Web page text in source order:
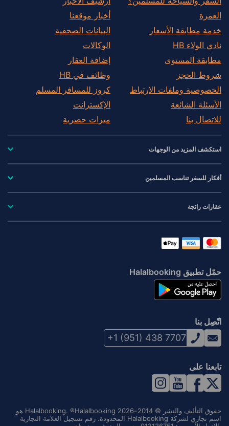
العمرة
خدمة مطابقة الأسعار
نادي الولاء HB
مطابقة المستوى
شروط الحجز
الخصوصية وملفات الارتباط
الأسئلة الشائعة
للاتصال بنا
أخبار موقعنا
البيانات الصحفية
الوكالات
إضافة العقار
وظائف في HB
كروز للمسافر المسلم
الإكسترانت
ميزات حصرية
استكشف المزيد من الوجهات
أفكار للسفر تناسب المسلمين
عقارات رائجة
حمّل تطبيق Halalbooking
اتّصِل بنا
+1 (951) 438 7707
تابعنا على
حقوق التأليف والنشر © 2014–2026 Halalbooking. ®Halalbooking هو
اسم تجاري لشركة Halalbooking المحدودة. رقم تسجيل العلامة التجارية